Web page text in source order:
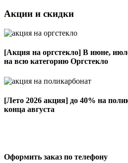
Акции и скидки
[Акция на оргстекло] В июне,
на всю категорию Оргстекло
[Лето 2026 акция] до 40% на
конца августа
Оформить заказ по телефону